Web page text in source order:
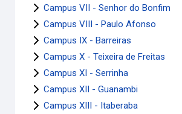
Campus VII - Senhor do Bonfim
Campus VIII - Paulo Afonso
Campus IX - Barreiras
Campus X - Teixeira de Freitas
Campus XI - Serrinha
Campus XII - Guanambi
Campus XIII - Itaberaba